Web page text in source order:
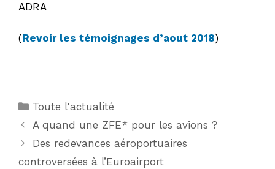
ADRA
(Revoir les témoignages d’aout 2018)
Catégories
Toute l'actualité
A quand une ZFE* pour les avions ?
Des redevances aéroportuaires
controversées à l’Euroairport